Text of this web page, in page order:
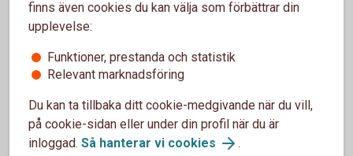
Om du har en månadslön över 56 100 (år 2026) så kan
löneväxling vara något för dig. Löneväxla är när du byter en
del av din lön mot sparande i tjänstepension och skjuter
Löneväxla
finns även cookies du kan välja som förbättrar din
upplevelse:
Funktioner, prestanda och statistik
Relevant marknadsföring
Du kan ta tillbaka ditt cookie-medgivande när du vill,
på cookie-sidan eller under din profil när du är
inloggad. Så hanterar vi cookies .